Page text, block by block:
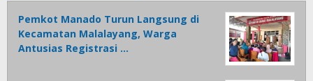
Pemkot Manado Turun Langsung di
Kecamatan Malalayang, Warga
Antusias Registrasi …